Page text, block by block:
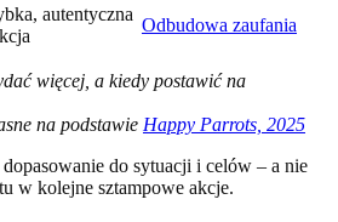
autentyczna
Odbudowa zaufania
więcej, a kiedy postawić na
na podstawie Happy Parrots, 2025
do sytuacji i celów – a nie
w kolejne sztampowe akcje.